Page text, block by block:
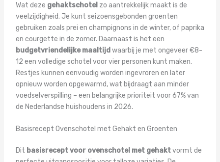
Wat deze gehaktschotel zo aantrekkelijk maakt is de
veelzijdigheid. Je kunt seizoensgebonden groenten
gebruiken zoals prei en champignons in de winter, of paprika
en courgette in de zomer. Daarnaast is het een
budgetvriendelijke maaltijd waarbij je met ongeveer €8-
12 een volledige schotel voor vier personen kunt maken.
Restjes kunnen eenvoudig worden ingevroren en later
opnieuw worden opgewarmd, wat bijdraagt aan minder
voedselverspilling – een belangrijke prioriteit voor 67% van
de Nederlandse huishoudens in 2026.
Basisrecept Ovenschotel met Gehakt en Groenten
Dit basisrecept voor ovenschotel met gehaktvormt de